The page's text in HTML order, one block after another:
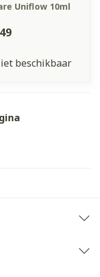
Uniflow 10ml
beschikbaar
pagina